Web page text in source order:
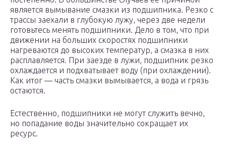
является вымывание смазки из подшипника. Резко с
трассы заехали в глубокую лужу, через две недели
готовьтесь менять подшипники. Дело в том, что при
движении на больших скоростях подшипники
нагреваются до высоких температур, а смазка в них
расплавляется. При заезде в лужи, подшипник резко
охлаждается и подхватывает воду (при охлаждении).
Как итог — часть смазки вымывается, а вода и грязь
остаются.
Естественно, подшипники не могут служить вечно,
но попадание воды значительно сокращает их
ресурс.